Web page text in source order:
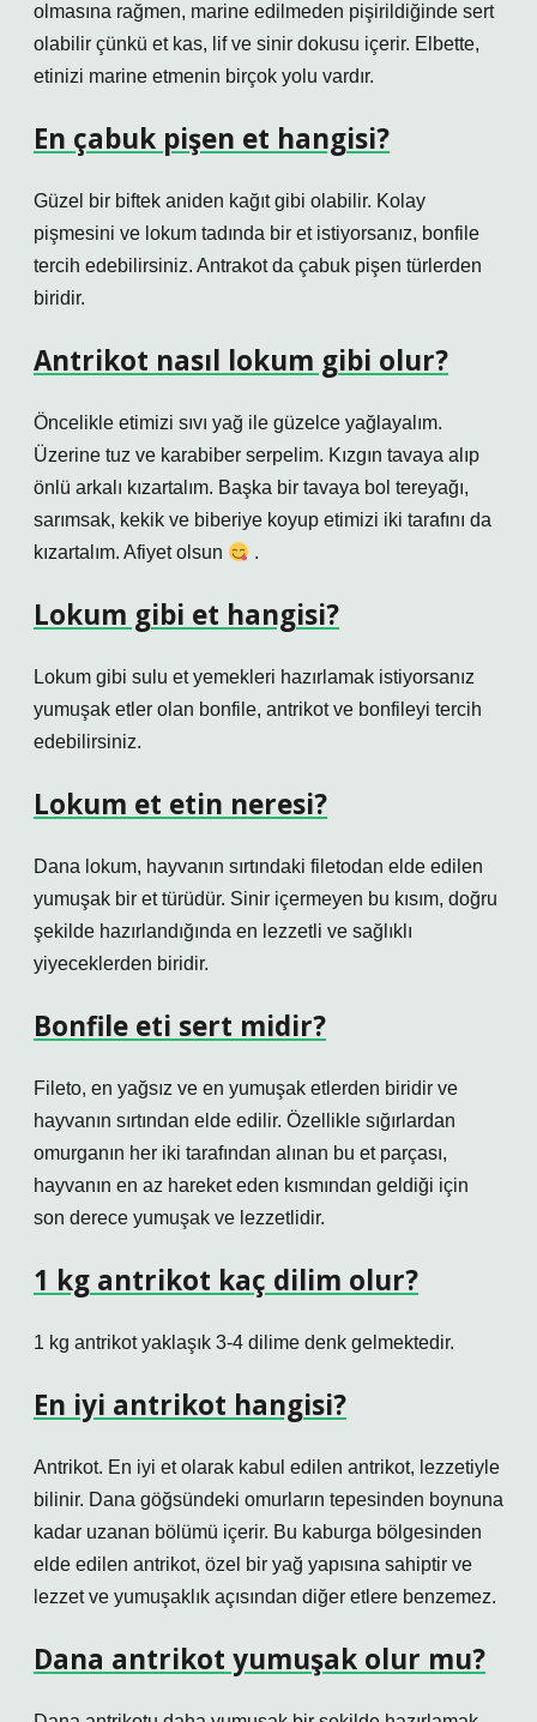
olmasına rağmen, marine edilmeden pişirildiğinde sert
olabilir çünkü et kas, lif ve sinir dokusu içerir. Elbette,
etinizi marine etmenin birçok yolu vardır.
En çabuk pişen et hangisi?
Güzel bir biftek aniden kağıt gibi olabilir. Kolay
pişmesini ve lokum tadında bir et istiyorsanız, bonfile
tercih edebilirsiniz. Antrakot da çabuk pişen türlerden
biridir.
Antrikot nasıl lokum gibi olur?
Öncelikle etimizi sıvı yağ ile güzelce yağlayalım.
Üzerine tuz ve karabiber serpelim. Kızgın tavaya alıp
önlü arkalı kızartalım. Başka bir tavaya bol tereyağı,
sarımsak, kekik ve biberiye koyup etimizi iki tarafını da
kızartalım. Afiyet olsun
.
Lokum gibi et hangisi?
Lokum gibi sulu et yemekleri hazırlamak istiyorsanız
yumuşak etler olan bonfile, antrikot ve bonfileyi tercih
edebilirsiniz.
Lokum et etin neresi?
Dana lokum, hayvanın sırtındaki filetodan elde edilen
yumuşak bir et türüdür. Sinir içermeyen bu kısım, doğru
şekilde hazırlandığında en lezzetli ve sağlıklı
yiyeceklerden biridir.
Bonfile eti sert midir?
Fileto, en yağsız ve en yumuşak etlerden biridir ve
hayvanın sırtından elde edilir. Özellikle sığırlardan
omurganın her iki tarafından alınan bu et parçası,
hayvanın en az hareket eden kısmından geldiği için
son derece yumuşak ve lezzetlidir.
1 kg antrikot kaç dilim olur?
1 kg antrikot yaklaşık 3-4 dilime denk gelmektedir.
En iyi antrikot hangisi?
Antrikot. En iyi et olarak kabul edilen antrikot, lezzetiyle
bilinir. Dana göğsündeki omurların tepesinden boynuna
kadar uzanan bölümü içerir. Bu kaburga bölgesinden
elde edilen antrikot, özel bir yağ yapısına sahiptir ve
lezzet ve yumuşaklık açısından diğer etlere benzemez.
Dana antrikot yumuşak olur mu?